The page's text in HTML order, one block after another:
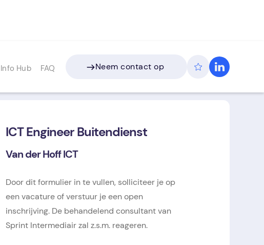
Info Hub FAQ
Neem contact op
ICT Engineer Buitendienst
Van der Hoff ICT
Door dit formulier in te vullen, solliciteer je op
een vacature of verstuur je een open
inschrijving. De behandelend consultant van
Sprint Intermediair zal z.s.m. reageren.